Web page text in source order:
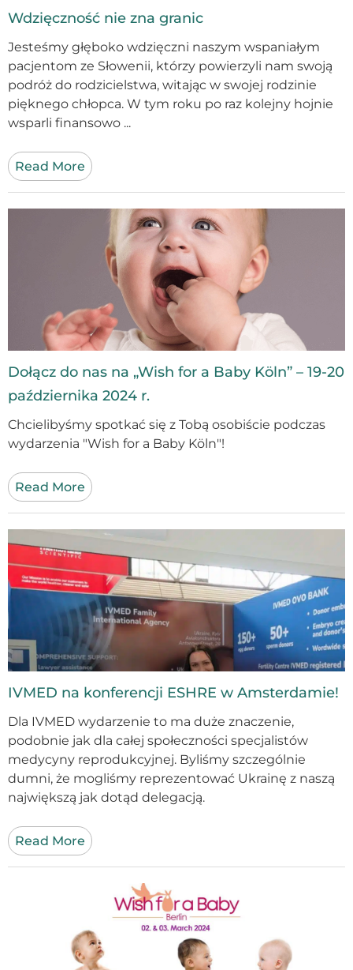
Wdzięczność nie zna granic
Jesteśmy głęboko wdzięczni naszym wspaniałym
pacjentom ze Słowenii, którzy powierzyli nam swoją
podróż do rodzicielstwa, witając w swojej rodzinie
pięknego chłopca. W tym roku po raz kolejny hojnie
wsparli finansowo ...
Read More
Dołącz do nas na „Wish for a Baby Köln” – 19-20
października 2024 r.
Chcielibyśmy spotkać się z Tobą osobiście podczas
wydarzenia "Wish for a Baby Köln"!
Read More
IVMED na konferencji ESHRE w Amsterdamie!
Dla IVMED wydarzenie to ma duże znaczenie,
podobnie jak dla całej społeczności specjalistów
medycyny reprodukcyjnej. Byliśmy szczególnie
dumni, że mogliśmy reprezentować Ukrainę z naszą
największą jak dotąd delegacją.
Read More